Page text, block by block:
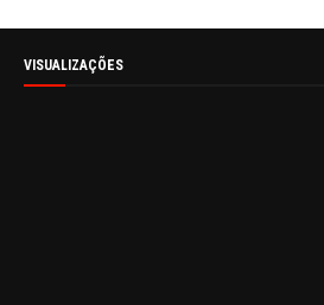
VISUALIZAÇÕES